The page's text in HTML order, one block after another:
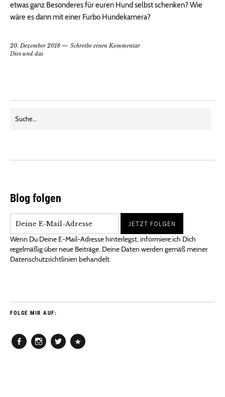
etwas ganz Besonderes für euren Hund selbst schenken? Wie
wäre es dann mit einer Furbo Hundekamera?
20. Dezember 2018
Schreibe einen Kommentar
Dies und das
Blog folgen
Wenn Du Deine E-Mail-Adresse hinterlegst, informiere ich Dich
regelmäßig über neue Beiträge. Deine Daten werden gemäß meiner
Datenschutzrichtlinien behandelt.
FOLGE MIR AUF: